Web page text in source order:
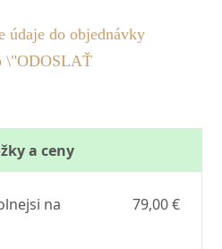
údaje do objednávky
\"ODOSLAŤ
a ceny
na
79,00 €